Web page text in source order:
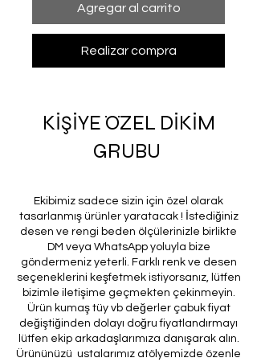
Agregar al carrito
Realizar compra
KİŞİYE ÖZEL DİKİM
GRUBU
Ekibimiz sadece sizin için özel olarak
tasarlanmış ürünler yaratacak ! İstediğiniz
desen ve rengi beden ölçülerinizle birlikte
DM veya WhatsApp yoluyla bize
göndermeniz yeterli. Farklı renk ve desen
seçeneklerini keşfetmek istiyorsanız, lütfen
bizimle iletişime geçmekten çekinmeyin.
Ürün kumaş tüy vb değerler çabuk fiyat
değiştiğinden dolayı doğru fiyatlandırmayı
lütfen ekip arkadaşlarımıza danışarak alın.
Ürününüzü ustalarımız atölyemizde özenle